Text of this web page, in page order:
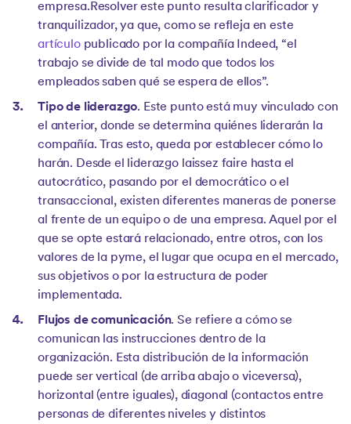
empresa.Resolver este punto resulta clarificador y
tranquilizador, ya que, como se refleja en este
artículopublicado por la compañía Indeed, “el
trabajo se divide de tal modo que todos los
empleados saben qué se espera de ellos”.
Tipo de liderazgo. Este punto está muy vinculado con
el anterior, donde se determina quiénes liderarán la
compañía. Tras esto, queda por establecer cómo lo
harán. Desde el liderazgo laissez faire hasta el
autocrático, pasando por el democrático o el
transaccional, existen diferentes maneras de ponerse
al frente de un equipo o de una empresa. Aquel por el
que se opte estará relacionado, entre otros, con los
valores de la pyme, el lugar que ocupa en el mercado,
sus objetivos o por la estructura de poder
implementada.
Flujos de comunicación. Se refiere a cómo se
comunican las instrucciones dentro de la
organización. Esta distribución de la información
puede ser vertical (de arriba abajo o viceversa),
horizontal (entre iguales), diagonal (contactos entre
personas de diferentes niveles y distintos